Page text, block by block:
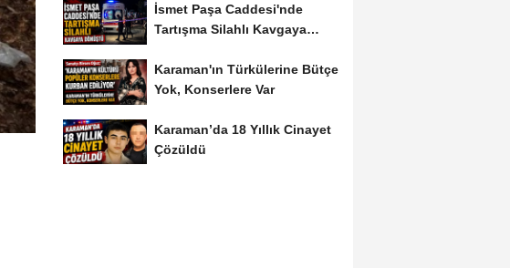
İsmet Paşa Caddesi'nde
Tartışma Silahlı Kavgaya
Karaman'ın Türkülerine Bütçe
Yok, Konserlere Var
Karaman’da 18 Yıllık Cinayet
Çözüldü